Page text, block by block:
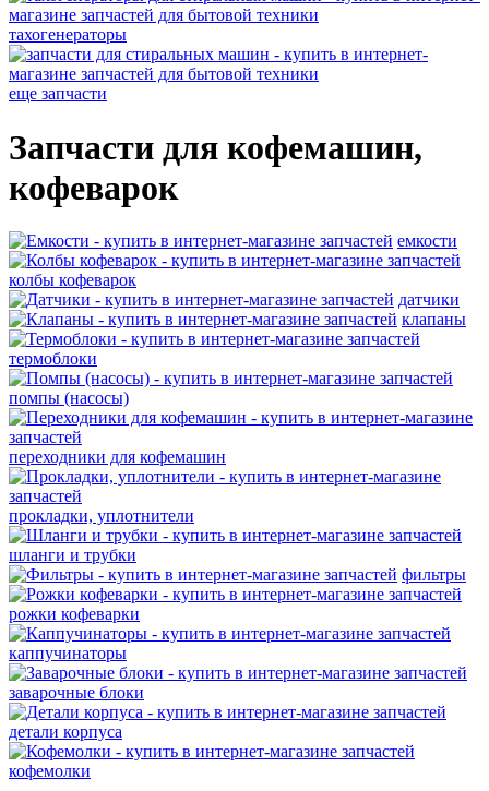
тахогенераторы
еще запчасти
Запчасти для кофемашин,
кофеварок
емкости
колбы кофеварок
датчики
клапаны
термоблоки
помпы (насосы)
переходники для кофемашин
прокладки, уплотнители
шланги и трубки
фильтры
рожки кофеварки
каппучинаторы
заварочные блоки
детали корпуса
кофемолки